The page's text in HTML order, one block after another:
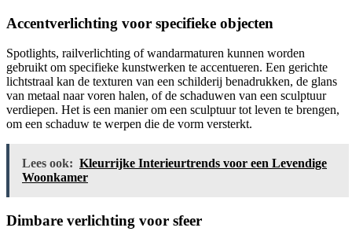
Accentverlichting voor specifieke objecten
Spotlights, railverlichting of wandarmaturen kunnen worden
gebruikt om specifieke kunstwerken te accentueren. Een gerichte
lichtstraal kan de texturen van een schilderij benadrukken, de glans
van metaal naar voren halen, of de schaduwen van een sculptuur
verdiepen. Het is een manier om een sculptuur tot leven te brengen,
om een schaduw te werpen die de vorm versterkt.
Lees ook: Kleurrijke Interieurtrends voor een Levendige
Woonkamer
Dimbare verlichting voor sfeer